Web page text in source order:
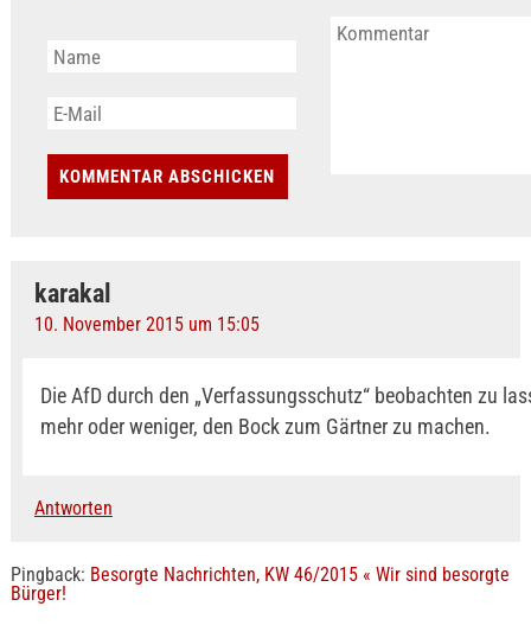
karakal
10. November 2015 um 15:05
Die AfD durch den „Verfassungsschutz“ beobachten zu
mehr oder weniger, den Bock zum Gärtner zu machen.
Antworten
Pingback: Besorgte Nachrichten, KW 46/2015 « Wir sind besorgte
Bürger!